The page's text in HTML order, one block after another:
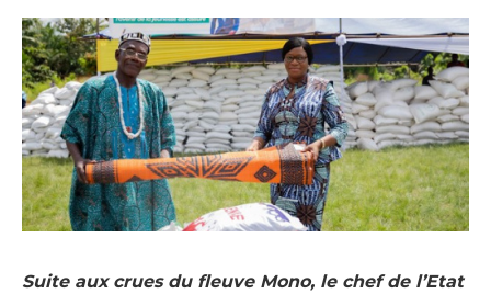
Suite aux crues du fleuve Mono, le chef de l’Etat